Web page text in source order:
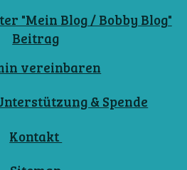
"Mein Blog / Bobby Blog"
Beitrag
vereinbaren
& Spende
Kontakt